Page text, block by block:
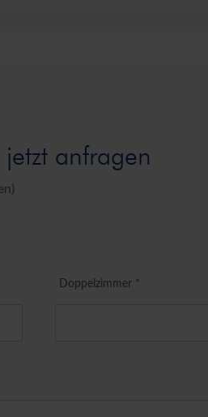
anfragen
Doppelzimmer *